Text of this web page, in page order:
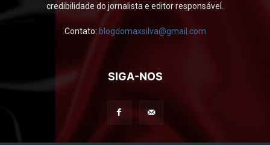
credibilidade do jornalista e editor responsável.
Contato: blogdomaxsilva@gmail.com
SIGA-NOS